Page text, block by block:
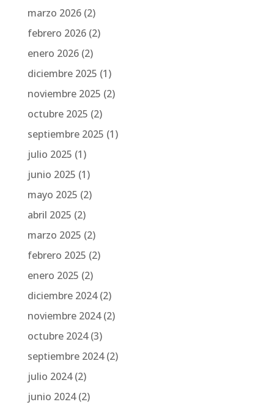
marzo 2026(2)
febrero 2026(2)
enero 2026(2)
diciembre 2025 (1)
noviembre 2025 (2)
octubre 2025 (2)
septiembre 2025 (1)
julio 2025 (1)
junio 2025 (1)
mayo 2025 (2)
abril 2025 (2)
marzo 2025 (2)
febrero 2025 (2)
enero 2025 (2)
diciembre 2024(2)
noviembre 2024(2)
octubre 2024(3)
septiembre 2024(2)
julio 2024(2)
junio 2024(2)